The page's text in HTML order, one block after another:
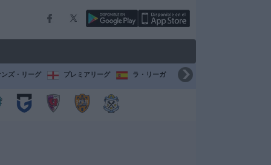
ズ・リーグ プレミアリーグ ラ・リーガ セリエ A